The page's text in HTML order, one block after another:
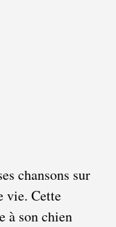
chansons sur
vie. Cette
à son chien